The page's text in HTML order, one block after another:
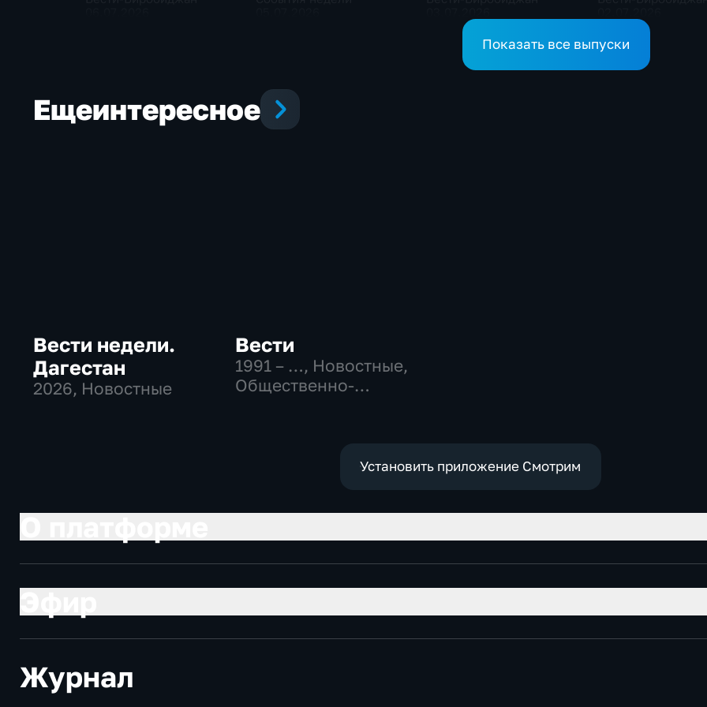
Показать все выпуски
Ещеинтересное
Вести недели.
Дагестан
2026, Новостные
Вести
1991 – …, Новостные,
Общественно-
Установить приложение Смотрим
Журнал